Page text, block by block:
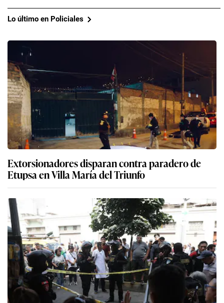
Lo último en Policiales
Extorsionadores disparan contra paradero de
Etupsa en Villa María del Triunfo